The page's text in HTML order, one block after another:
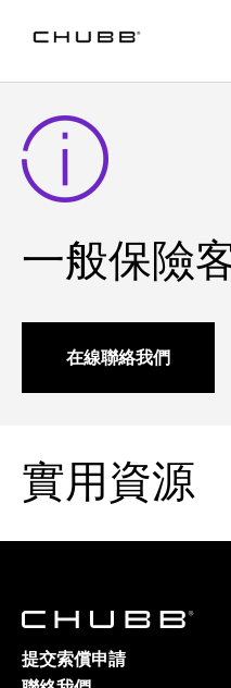
一般保險
在線聯絡我們
實用資源
提交索償申請